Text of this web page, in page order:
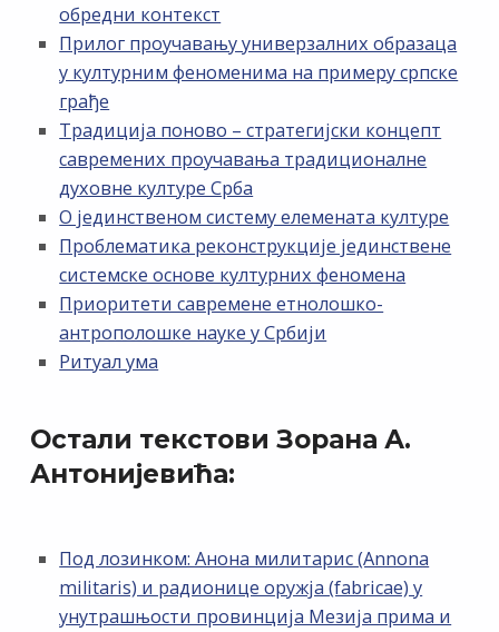
обредни контекст
Прилог проучавању универзалних образаца
у културним феноменима на примеру српске
грађе
Традиција поново – стратегијски концепт
савремених проучавања традиционалне
духовне културе Срба
О јединственом систему елемената културе
Проблематика реконструкције јединствене
системске основе културних феномена
Приоритети савремене етнолошко-
антрополошке науке у Србији
Ритуал ума
Остали текстови Зорана А.
Антонијевића:
Под лозинком: Анона милитарис (Annona
militaris) и радионице оружја (fabricae) у
унутрашњости провинција Мезија прима и